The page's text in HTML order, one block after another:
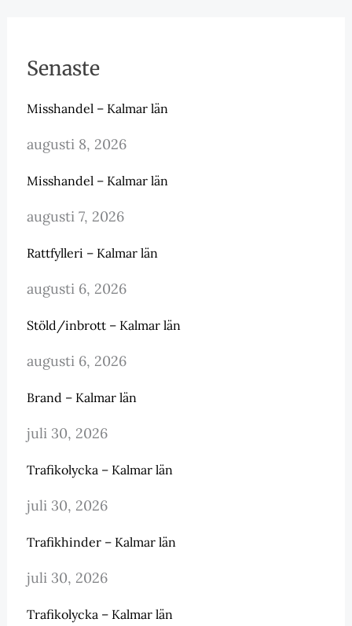
Senaste
Misshandel – Kalmar län
augusti 8, 2026
Misshandel – Kalmar län
augusti 7, 2026
Rattfylleri – Kalmar län
augusti 6, 2026
Stöld/inbrott – Kalmar län
augusti 6, 2026
Brand – Kalmar län
juli 30, 2026
Trafikolycka – Kalmar län
juli 30, 2026
Trafikhinder – Kalmar län
juli 30, 2026
Trafikolycka – Kalmar län